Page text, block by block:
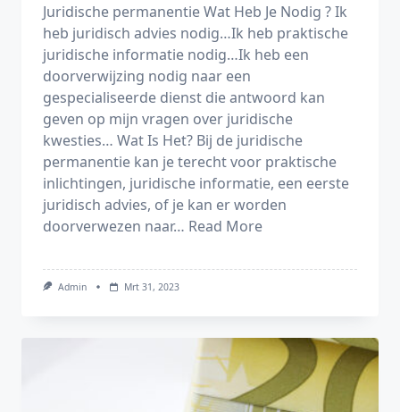
Juridische permanentie Wat Heb Je Nodig ? Ik
heb juridisch advies nodig…Ik heb praktische
juridische informatie nodig…Ik heb een
doorverwijzing nodig naar een
gespecialiseerde dienst die antwoord kan
geven op mijn vragen over juridische
kwesties… Wat Is Het? Bij de juridische
permanentie kan je terecht voor praktische
inlichtingen, juridische informatie, een eerste
juridisch advies, of je kan er worden
doorverwezen naar… Read More
Admin Mrt 31, 2023